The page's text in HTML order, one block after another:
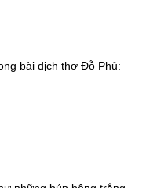
bài dịch thơ Đỗ Phủ: